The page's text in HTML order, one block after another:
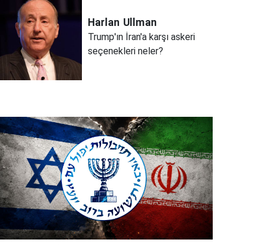
Harlan Ullman
Trump'ın İran'a karşı askeri
seçenekleri neler?